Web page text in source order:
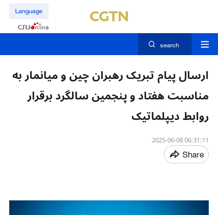
Language
search
ارسال پیام تبریک رهبران چین و میانمار به
مناسبت هفتاد و پنجمین سالگرد برقرار
روابط دیپلماتیک
06:31:11 2025-06-08
Share